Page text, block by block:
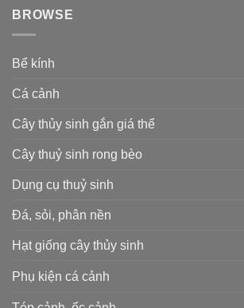
BROWSE
Bể kính
Cá cảnh
Cây thủy sinh gắn giá thể
Cây thuỷ sinh rong bèo
Dụng cụ thuỷ sinh
Đá, sỏi, phân nền
Hạt giống cây thủy sinh
Phụ kiện cá cảnh